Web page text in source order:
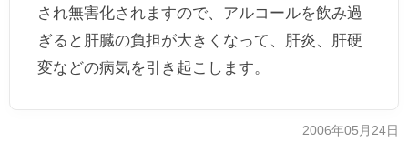
され無害化されますので、アルコールを飲み過
ぎると肝臓の負担が大きくなって、肝炎、肝硬
変などの病気を引き起こします。
2006年05月24日